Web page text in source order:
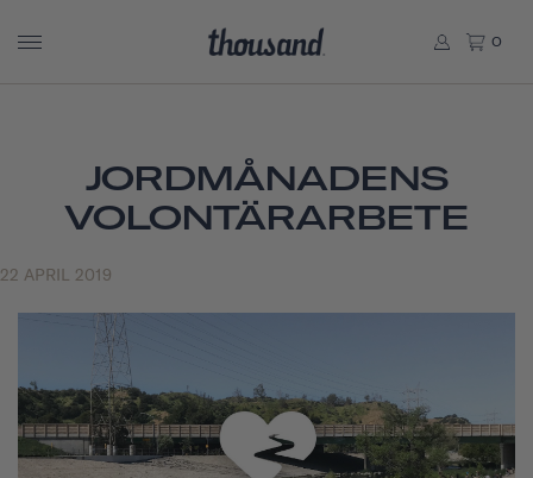
0
JORDMÅNADENS
VOLONTÄRARBETE
22 APRIL 2019